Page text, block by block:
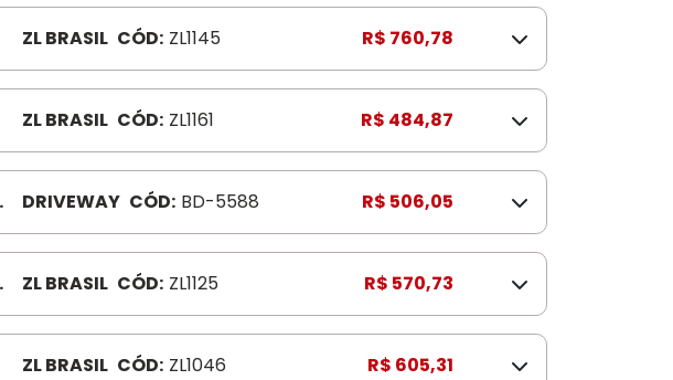
ZL BRASIL CÓD: ZL1145 R$ 760,78
ZL BRASIL CÓD: ZL1161 R$ 484,87
DRIVEWAY CÓD: BD-5588 R$ 506,05
ZL BRASIL CÓD: ZL1125 R$ 570,73
ZL BRASIL CÓD: ZL1046 R$ 605,31